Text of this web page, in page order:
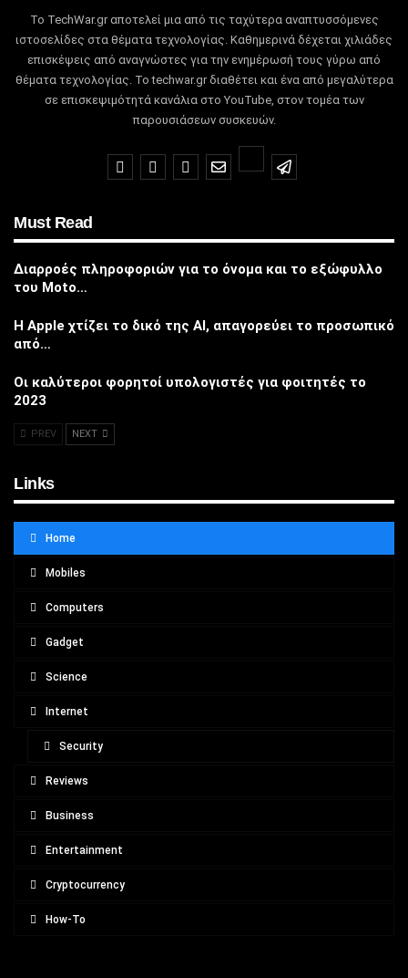
Το TechWar.gr αποτελεί μια από τις ταχύτερα αναπτυσσόμενες
ιστοσελίδες στα θέματα τεχνολογίας. Καθημερινά δέχεται χιλιάδες
επισκέψεις από αναγνώστες για την ενημέρωσή τους γύρω από
θέματα τεχνολογίας. Το techwar.gr διαθέτει και ένα από μεγαλύτερα
σε επισκεψιμότητά κανάλια στο YouTube, στον τομέα των
παρουσιάσεων συσκευών.
Must Read
Διαρροές πληροφοριών για το όνομα και το εξώφυλλο
του Moto…
Η Apple χτίζει το δικό της AI, απαγορεύει το προσωπικό
από…
Οι καλύτεροι φορητοί υπολογιστές για φοιτητές το
2023
PREV NEXT
Links
Home
Mobiles
Computers
Gadget
Science
Internet
Security
Reviews
Business
Entertainment
Cryptocurrency
How-To